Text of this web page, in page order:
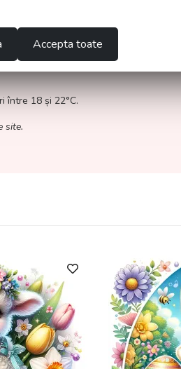
dextroză, apă, ulei vegetal
conservant E202. Valori
între 18 și 22°C.
site.
Accepta toate